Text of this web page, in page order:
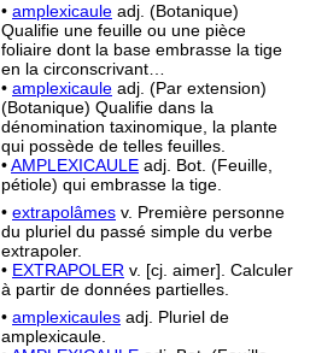
• amplexicaule adj. (Botanique)
Qualifie une feuille ou une pièce
foliaire dont la base embrasse la tige
en la circonscrivant…
• amplexicaule adj. (Par extension)
(Botanique) Qualifie dans la
dénomination taxinomique, la plante
qui possède de telles feuilles.
•AMPLEXICAULE adj. Bot. (Feuille,
pétiole) qui embrasse la tige.
• extrapolâmes v. Première personne
du pluriel du passé simple du verbe
extrapoler.
• EXTRAPOLER v. [cj. aimer]. Calculer
à partir de données partielles.
• amplexicaules adj. Pluriel de
amplexicaule.